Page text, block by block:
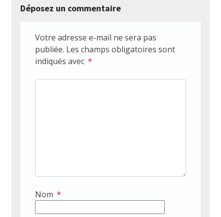
Déposez un commentaire
Votre adresse e-mail ne sera pas
publiée. Les champs obligatoires sont
indiqués avec *
Nom *